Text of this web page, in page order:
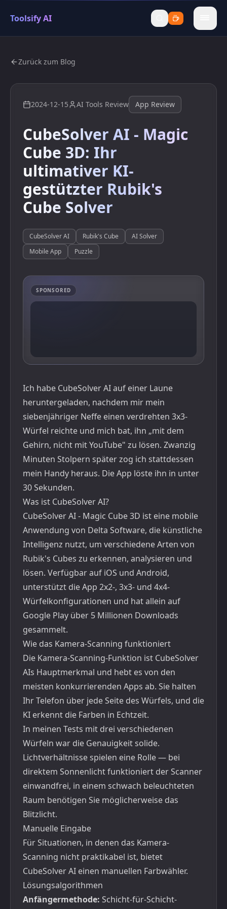
Toolsify AI
menu
Zurück zum Blog
2024-12-15 AI Tools Review App Review
CubeSolver AI - Magic
Cube 3D: Ihr
ultimativer KI-
gestützter Rubik's
Cube Solver
CubeSolver AI Rubik's Cube
AI Solver
Mobile App
Puzzle
SPONSORED
Ich habe CubeSolver AI auf einer Laune
heruntergeladen, nachdem mir mein
siebenjähriger Neffe einen verdrehten 3x3-
Würfel reichte und mich bat, ihn „mit dem
Gehirn, nicht mit YouTube" zu lösen. Zwanzig
Minuten Stolpern später zog ich stattdessen
mein Handy heraus. Die App löste ihn in unter
30 Sekunden.
Was ist CubeSolver AI?
CubeSolver AI - Magic Cube 3D ist eine mobile
Anwendung von Delta Software, die künstliche
Intelligenz nutzt, um verschiedene Arten von
Rubik's Cubes zu erkennen, analysieren und
lösen. Verfügbar auf iOS und Android,
unterstützt die App 2x2-, 3x3- und 4x4-
Würfelkonfigurationen und hat allein auf
Google Play über 5 Millionen Downloads
gesammelt.
Wie das Kamera-Scanning funktioniert
Die Kamera-Scanning-Funktion ist CubeSolver
AIs Hauptmerkmal und hebt es von den
meisten konkurrierenden Apps ab. Sie halten
Ihr Telefon über jede Seite des Würfels, und die
KI erkennt die Farben in Echtzeit.
In meinen Tests mit drei verschiedenen
Würfeln war die Genauigkeit solide.
Lichtverhältnisse spielen eine Rolle — bei
direktem Sonnenlicht funktioniert der Scanner
einwandfrei, in einem schwach beleuchteten
Raum benötigen Sie möglicherweise das
Blitzlicht.
Manuelle Eingabe
Für Situationen, in denen das Kamera-
Scanning nicht praktikabel ist, bietet
CubeSolver AI einen manuellen Farbwähler.
Lösungsalgorithmen
Anfängermethode: Schicht-für-Schicht-